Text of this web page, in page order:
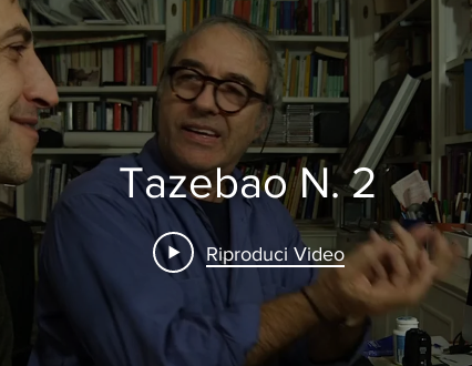
Tazebao N. 2
Riproduci Video